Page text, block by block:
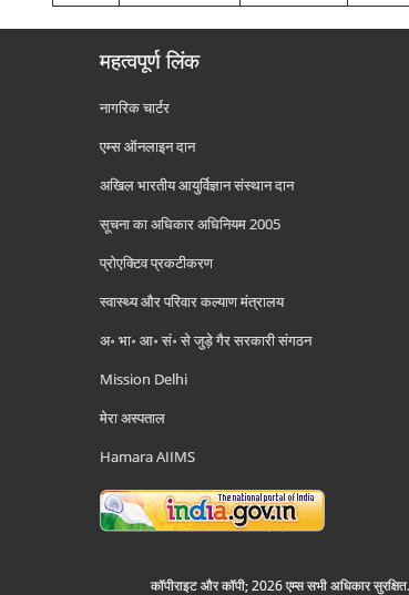
महत्वपूर्ण लिंक
नागरिक चार्टर
एम्स ऑनलाइन दान
अखिल भारतीय आयुर्विज्ञान संस्थान दान
सूचना का अधिकार अधिनियम 2005
प्रोएक्टिव प्रकटीकरण
स्वास्थ्य और परिवार कल्याण मंत्रालय
अ॰ भा॰ आ॰ सं॰ से जुड़े गैर सरकारी संगठन
Mission Delhi
मेरा अस्पताल
Hamara AIIMS
कॉपीराइट और कॉपी; 2026 एम्स सभी अधिकार सुरक्षित.